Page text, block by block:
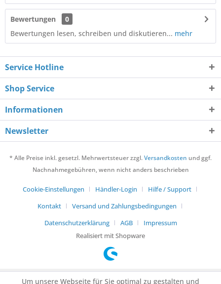
Bewertungen
0
Bewertungen lesen, schreiben und diskutieren... mehr
Service Hotline
Shop Service
Informationen
Newsletter
* Alle Preise inkl. gesetzl. Mehrwertsteuer zzgl.Versandkosten und ggf.
Nachnahmegebühren, wenn nicht anders beschrieben
Cookie-Einstellungen Händler-Login
Hilfe / Support
Kontakt
Versand und Zahlungsbedingungen
Datenschutzerklärung
AGB
Impressum
Realisiert mit Shopware
Um unsere Webseite für Sie optimal zu gestalten und